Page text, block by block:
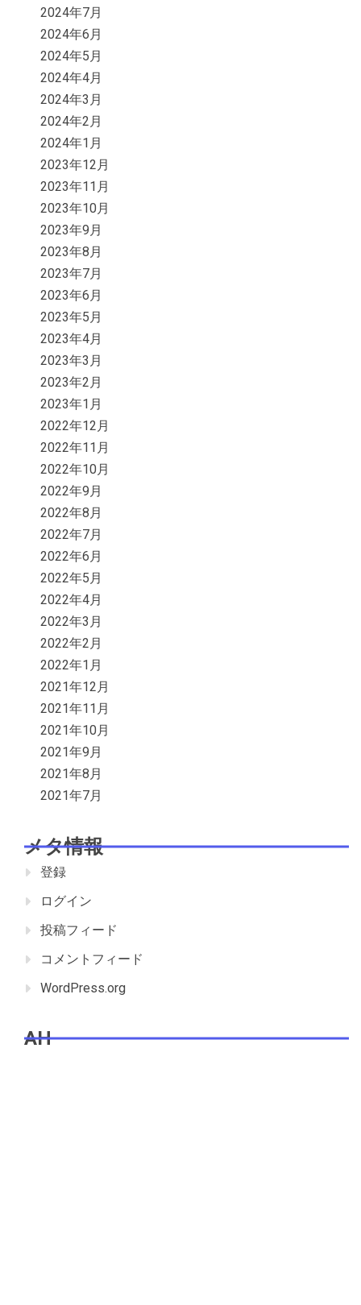
2024年7月
2024年6月
2024年5月
2024年4月
2024年3月
2024年2月
2024年1月
2023年12月
2023年11月
2023年10月
2023年9月
2023年8月
2023年7月
2023年6月
2023年5月
2023年4月
2023年3月
2023年2月
2023年1月
2022年12月
2022年11月
2022年10月
2022年9月
2022年8月
2022年7月
2022年6月
2022年5月
2022年4月
2022年3月
2022年2月
2022年1月
2021年12月
2021年11月
2021年10月
2021年9月
2021年8月
2021年7月
メタ情報
登録
ログイン
投稿フィード
コメントフィード
WordPress.org
AH